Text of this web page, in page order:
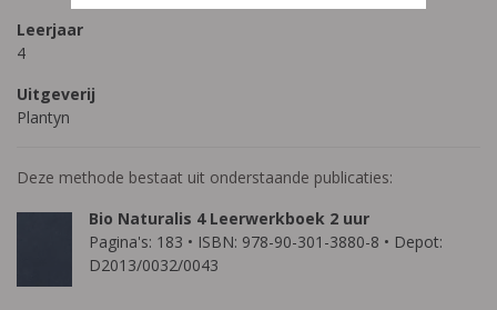
Leerjaar
4
Uitgeverij
Plantyn
Deze methode bestaat uit onderstaande publicaties:
Bio Naturalis 4 Leerwerkboek 2 uur
Pagina's: 183 • ISBN: 978-90-301-3880-8 • Depot:
D2013/0032/0043